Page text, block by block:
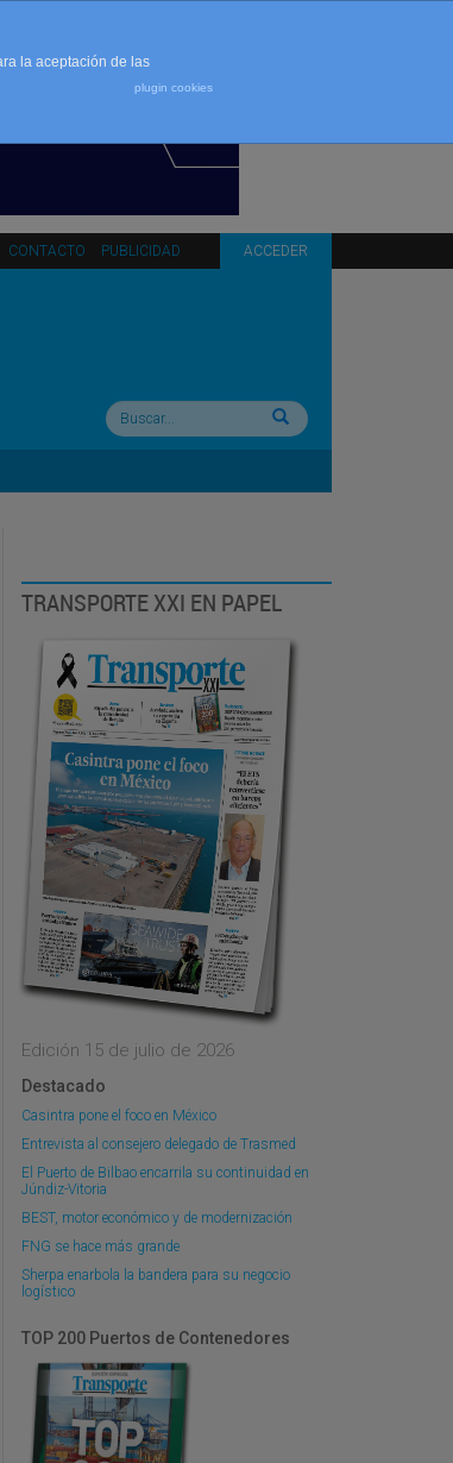
CONTACTO PUBLICIDAD ACCEDER
Buscar:
TRANSPORTE XXI EN PAPEL
Edición 15 de julio de 2026
Destacado
Casintra pone el foco en México
Entrevista al consejero delegado de Trasmed
El Puerto de Bilbao encarrila su continuidad en
Júndiz-Vitoria
BEST, motor económico y de modernización
FNG se hace más grande
Sherpa enarbola la bandera para su negocio
logístico
TOP 200 Puertos de Contenedores
la aceptación de las
plugin cookies